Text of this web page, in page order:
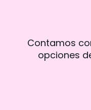
Contamos
opciones